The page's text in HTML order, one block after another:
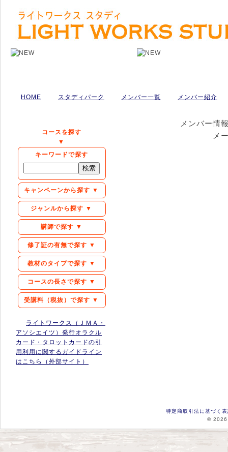
HOME スタディパーク メンバー一覧 メンバー紹介
コースを探す
▼
キーワードで探す
キャンペーンから探す ▼
ジャンルから探す ▼
講師で探す ▼
修了証の有無で探す ▼
教材のタイプで探す ▼
コースの長さで探す ▼
受講料（税抜）で探す ▼
ライトワークス（ＪＭＡ・
アソシエイツ）発行オラクル
カード・タロットカードの引
用利用に関するガイドライン
はこちら（外部サイト）
メンバー情
メ
特定商取引法に基づく
© 2026